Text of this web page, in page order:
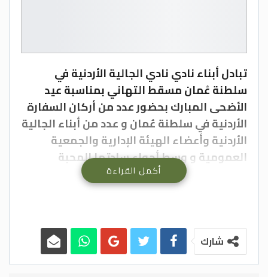
تبادل أبناء نادي نادي الجالية الأردنية في
سلطنة عُمان مسقط التهاني بمناسبة عيد
الأضحى المبارك بحضور عدد من أركان السفارة
الأردنية في سلطنة عُمان و عدد من أبناء الجالية
الأردنية وأعضاء الهيئة الإدارية والجمعية
العمومية و وسط أجواء سادتها المحبة
والألفة وروح العيد
وأكد الأستاذ عمار علي عبيدات رئيس مجلس
الاجتماعية في تعزيز أواصر الأخوة والتواصل
بين أبناء الجالية الأردنية في سلطنة عُمان
وترسيخ قيم التلاحم والمحبة التي تجمع
أكمل القراءة
شارك